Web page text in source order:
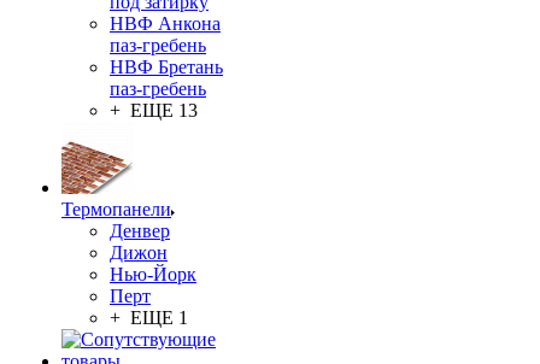
НВФ Анкона
паз-гребень
НВФ Бретань
паз-гребень
+ ЕЩЕ 13
Термопанели
Денвер
Дижон
Нью-Йорк
Перт
+ ЕЩЕ 1